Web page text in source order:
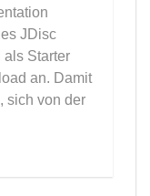
JDisc
als Starter
an. Damit
sich von der